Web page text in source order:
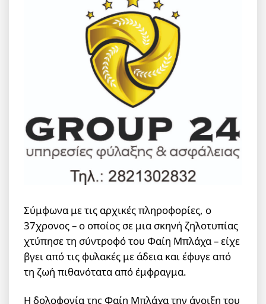
Σύμφωνα με τις αρχικές πληροφορίες, ο
37χρονος – ο οποίος σε μια σκηνή ζηλοτυπίας
χτύπησε τη σύντροφό του Φαίη Μπλάχα – είχε
βγει από τις φυλακές με άδεια και έφυγε από
τη ζωή πιθανότατα από έμφραγμα.
Η δολοφονία της Φαίη Μπλάχα την άνοιξη του